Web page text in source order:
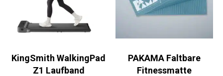
KingSmith WalkingPad
Z1 Laufband
PAKAMA Faltbare
Fitnessmatte